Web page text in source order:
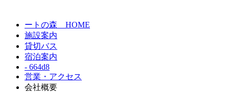
ートの森 HOME
施設案内
貸切バス
宿泊案内
- 664d8
営業・アクセス
会社概要